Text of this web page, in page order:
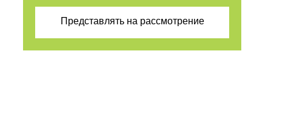
Представлять на рассмотрение